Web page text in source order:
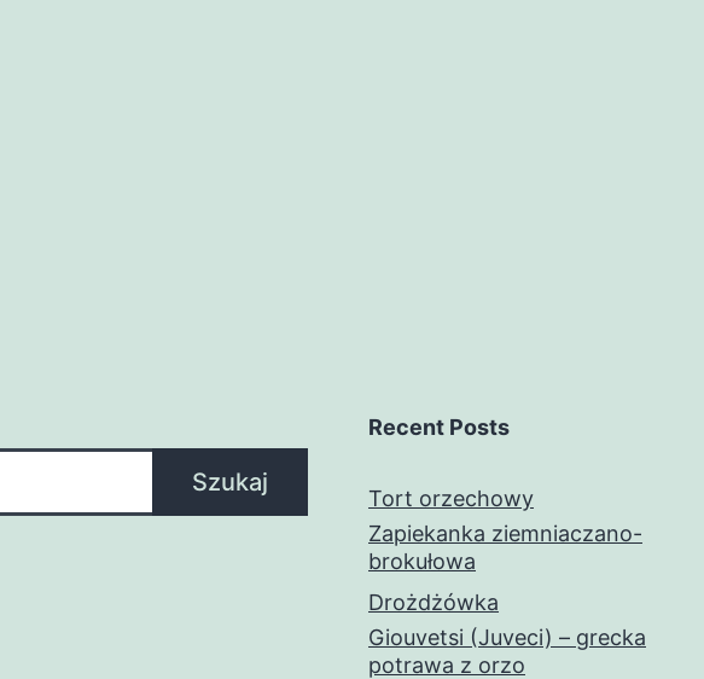
Szukaj
Recent Posts
Tort orzechowy
Zapiekanka ziemniaczano-
brokułowa
Drożdżówka
Giouvetsi (Juveci) – grecka
potrawa z orzo